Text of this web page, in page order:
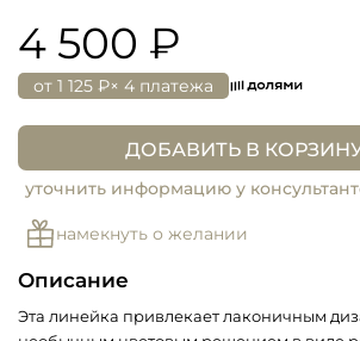
4 500 ₽
от 1 125 ₽× 4 платежа
ДОБАВИТЬ В
уточнить информацию у
намекнуть о желании
Описание
Эта линейка привлекает лаконичным